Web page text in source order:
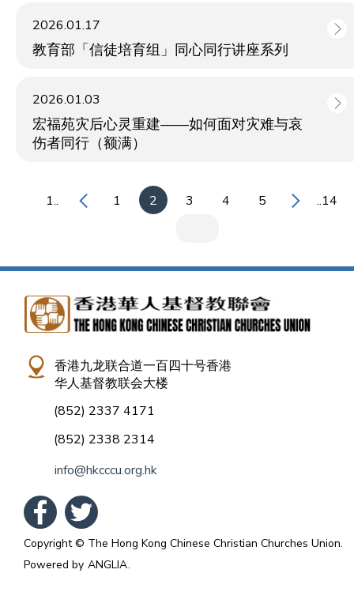
2026.01.17
教育部「信徒培育组」同心同行讲座系列
2026.01.03
宏福苑灾后心灵重建——如何面对灾难与哀
伤者同行（额满）
1.. 1 2 3 4 5 ..14
香港九龙联合道一百四十号香港
华人基督教联会大楼
(852) 2337 4171
(852) 2338 2314
info@hkcccu.org.hk
Copyright © The Hong Kong Chinese Christian Churches Union.
Powered by ANGLIA.